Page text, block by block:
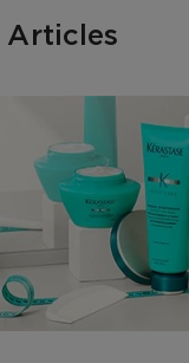
Articles